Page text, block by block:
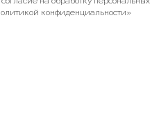
конфиденциальности»